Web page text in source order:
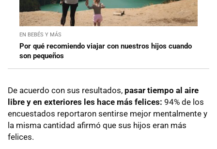
EN BEBÉS Y MÁS
Por qué recomiendo viajar con nuestros hijos cuando
son pequeños
De acuerdo con sus resultados, pasar tiempo al aire
libre y en exteriores les hace más felices: 94% de los
encuestados reportaron sentirse mejor mentalmente y
la misma cantidad afirmó que sus hijos eran más
felices.